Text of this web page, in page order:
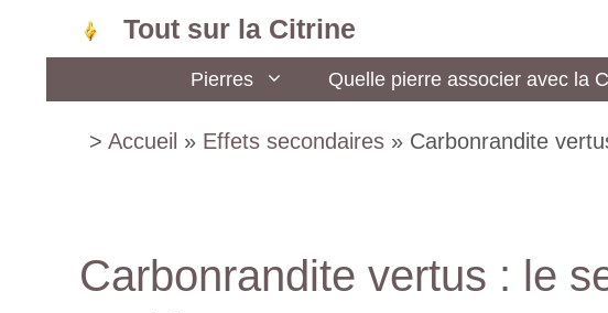
Tout sur la Citrine
Pierres Quelle pierre associer avec la
> Accueil » Effets secondaires » Carbonrandite
Carbonrandite vertus : le